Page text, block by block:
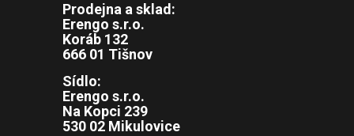
Prodejna a sklad:
Erengo s.r.o.
Koráb 132
666 01 Tišnov
Sídlo:
Erengo s.r.o.
Na Kopci 239
530 02 Mikulovice